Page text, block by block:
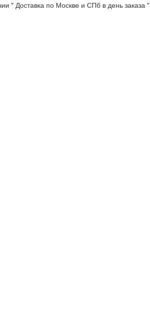
" Доставка по Москве и СПб в день заказа "